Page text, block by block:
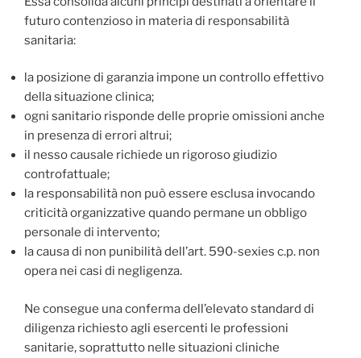
futuro contenzioso in materia di responsabilità
sanitaria:
la posizione di garanzia impone un controllo effettivo
della situazione clinica;
ogni sanitario risponde delle proprie omissioni anche
in presenza di errori altrui;
il nesso causale richiede un rigoroso giudizio
controfattuale;
la responsabilità non può essere esclusa invocando
criticità organizzative quando permane un obbligo
personale di intervento;
la causa di non punibilità dell’art. 590-sexies c.p. non
opera nei casi di negligenza.
Ne consegue una conferma dell’elevato standard di
diligenza richiesto agli esercenti le professioni
sanitarie, soprattutto nelle situazioni cliniche